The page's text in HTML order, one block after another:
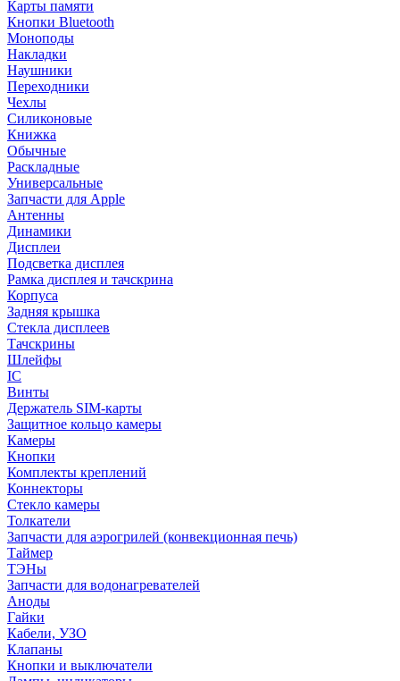
Карты памяти
Кнопки Bluetooth
Моноподы
Накладки
Наушники
Переходники
Чехлы
Силиконовые
Книжка
Обычные
Раскладные
Универсальные
Запчасти для Apple
Антенны
Динамики
Дисплеи
Подсветка дисплея
Рамка дисплея и тачскрина
Корпуса
Задняя крышка
Стекла дисплеев
Тачскрины
Шлейфы
IC
Винты
Держатель SIM-карты
Защитное кольцо камеры
Камеры
Кнопки
Комплекты креплений
Коннекторы
Стекло камеры
Толкатели
Запчасти для аэрогрилей (конвекционная печь)
Таймер
ТЭНы
Запчасти для водонагревателей
Аноды
Гайки
Кабели, УЗО
Клапаны
Кнопки и выключатели